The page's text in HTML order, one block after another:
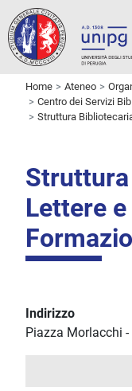
Home Ateneo
Centro dei Servizi
Struttura
Lettere
Indirizzo
Piazza Morlacchi -